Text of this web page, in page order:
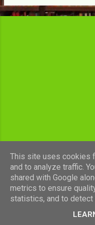
c
l
This site uses cookies
and to analyze traffic.
shared with Google
metrics to ensure
statistics, and to detect